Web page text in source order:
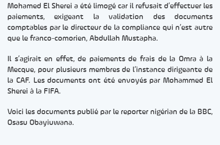
Mohamed El Sherei a été limogé car il refusait d’effectuer les
paiements, exigeant la validation des documents
comptables par le directeur de la compliance qui n’est autre
que le franco-comorien, Abdullah Mustapha.
Il s’agirait en effet, de paiements de frais de la Omra à la
Mecque, pour plusieurs membres de l’instance dirigeante de
la CAF. Les documents ont été envoyés par Mohammed El
Sherei à la FIFA.
Voici les documents publié par le reporter nigérian de la BBC,
Osasu Obayiuwana.